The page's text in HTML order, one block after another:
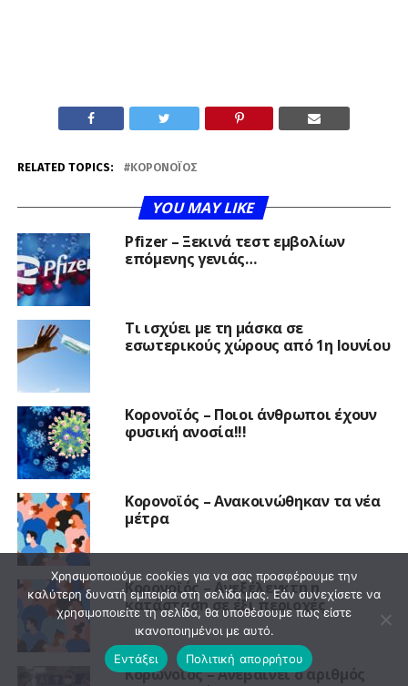
RELATED TOPICS: ΚΟΡΟΝΟΪΌΣ
YOU MAY LIKE
Pfizer – Ξεκινά τεστ εμβολίων
επόμενης γενιάς…
Τι ισχύει με τη μάσκα σε
εσωτερικούς χώρους από 1η Ιουνίου
Κορονοϊός – Ποιοι άνθρωποι έχουν
φυσική ανοσία!!!
Κορονοϊός – Ανακοινώθηκαν τα νέα
μέτρα
Κορονοϊός – Ανεξέλεγκτη η
κατάσταση σε έξι περιοχές
Κορωνοϊός – Aνεβαίνει ο αριθμός
Χρησιμοποιούμε cookies για να σας προσφέρουμε την
καλύτερη δυνατή εμπειρία στη σελίδα μας. Εάν συνεχίσετε να
χρησιμοποιείτε τη σελίδα, θα υποθέσουμε πως είστε
ικανοποιημένοι με αυτό.
Εντάξει
Πολιτική απορρήτου